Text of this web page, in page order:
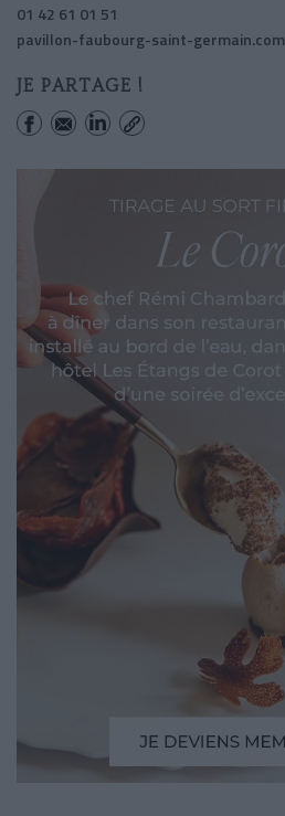
01 42 61 01 51
pavillon-faubourg-saint-germain.com
JE PARTAGE !